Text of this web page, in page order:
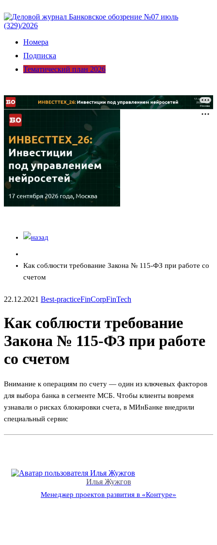
Номера
Подписка
Тематический план 2026
Как соблюсти требование Закона № 115-ФЗ при работе со
счетом
22.12.2021 Best-practiceFinCorpFinTech
Как соблюсти требование
Закона № 115-ФЗ при работе
со счетом
Внимание к операциям по счету — один из ключевых факторов
для выбора банка в сегменте МСБ. Чтобы клиенты вовремя
узнавали о рисках блокировки счета, в МИнБанке внедрили
специальный сервис
Илья Жужгов
Менеджер проектов развития в «Контуре»